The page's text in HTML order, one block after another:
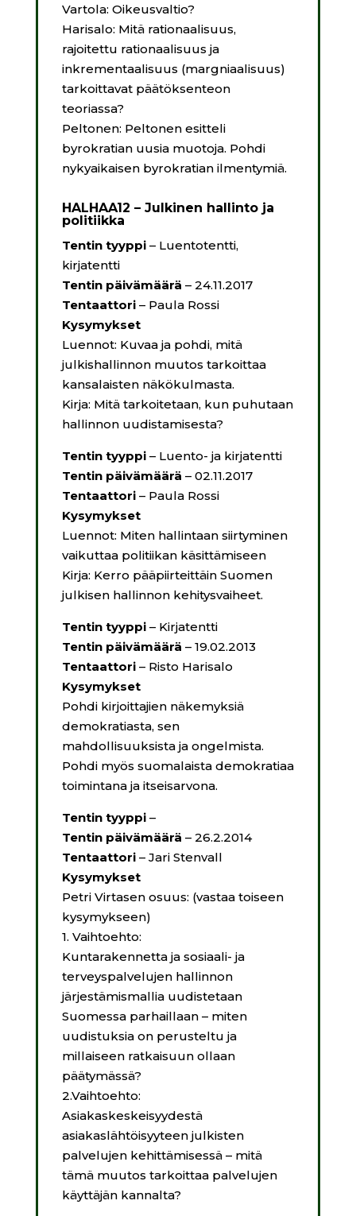
Vartola: Oikeusvaltio?
Harisalo: Mitä rationaalisuus,
rajoitettu rationaalisuus ja
inkrementaalisuus (margniaalisuus)
tarkoittavat päätöksenteon
teoriassa?
Peltonen: Peltonen esitteli
byrokratian uusia muotoja. Pohdi
nykyaikaisen byrokratian ilmentymiä.
HALHAA12 – Julkinen hallinto ja
politiikka
Tentin tyyppi– Luentotentti,
kirjatentti
Tentin päivämäärä – 24.11.2017
Tentaattori– Paula Rossi
Kysymykset
Luennot: Kuvaa ja pohdi, mitä
julkishallinnon muutos tarkoittaa
kansalaisten näkökulmasta.
Kirja: Mitä tarkoitetaan, kun puhutaan
hallinnon uudistamisesta?
Tentin tyyppi– Luento- ja kirjatentti
Tentin päivämäärä – 02.11.2017
Tentaattori– Paula Rossi
Kysymykset
Luennot: Miten hallintaan siirtyminen
vaikuttaa politiikan käsittämiseen
Kirja: Kerro pääpiirteittäin Suomen
julkisen hallinnon kehitysvaiheet.
Tentin tyyppi– Kirjatentti
Tentin päivämäärä – 19.02.2013
Tentaattori– Risto Harisalo
Kysymykset
Pohdi kirjoittajien näkemyksiä
demokratiasta, sen
mahdollisuuksista ja ongelmista.
Pohdi myös suomalaista demokratiaa
toimintana ja itseisarvona.
Tentin tyyppi–
Tentin päivämäärä – 26.2.2014
Tentaattori– Jari Stenvall
Kysymykset
Petri Virtasen osuus: (vastaa toiseen
kysymykseen)
1. Vaihtoehto:
Kuntarakennetta ja sosiaali- ja
terveyspalvelujen hallinnon
järjestämismallia uudistetaan
Suomessa parhaillaan – miten
uudistuksia on perusteltu ja
millaiseen ratkaisuun ollaan
päätymässä?
2.Vaihtoehto:
Asiakaskeskeisyydestä
asiakaslähtöisyyteen julkisten
palvelujen kehittämisessä – mitä
tämä muutos tarkoittaa palvelujen
käyttäjän kannalta?